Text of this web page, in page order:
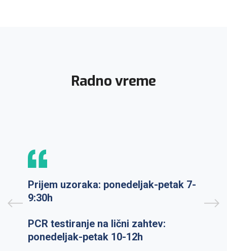
Radno vreme
Prijem uzoraka: ponedeljak-petak 7-
9:30h
PCR testiranje na lični zahtev:
ponedeljak-petak 10-12h